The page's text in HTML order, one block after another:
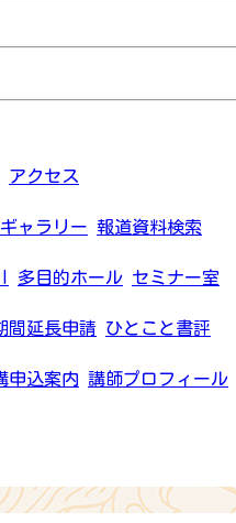
アクセス
ャラリー 報道資料検索
多目的ホール セミナー室
間延長申請 ひとこと書評
申込案内 講師プロフィール